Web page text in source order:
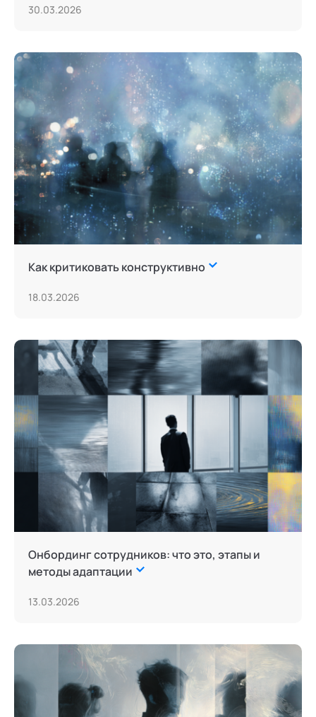
30.03.2026
Как критиковать конструктивно
18.03.2026
Онбординг сотрудников: что это, этапы и
методы адаптации
13.03.2026